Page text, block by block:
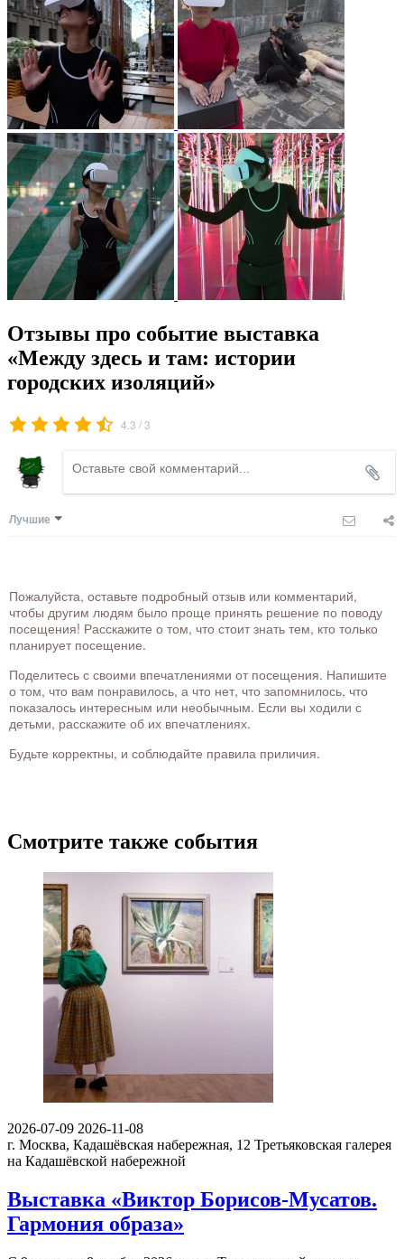
Отзывы про событие выставка
«Между здесь и там: истории
городских изоляций»
4.3 /3
Лучшие
Пожалуйста, оставьте подробный отзыв или комментарий,
чтобы другим людям было проще принять решение по поводу
посещения! Расскажите о том, что стоит знать тем, кто только
планирует посещение.
Поделитесь с своими впечатлениями от посещения. Напишите
о том, что вам понравилось, а что нет, что запомнилось, что
показалось интересным или необычным. Если вы ходили с
детьми, расскажите об их впечатлениях.
Будьте корректны, и соблюдайте правила приличия.
Смотрите также события
2026-07-09 2026-11-08
г. Москва, Кадашёвская набережная, 12 Третьяковская галерея
на Кадашёвской набережной
Выставка «Виктор Борисов-Мусатов.
Гармония образа»